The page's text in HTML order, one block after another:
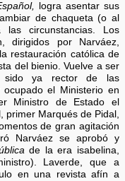
logra asentar sus
de chaqueta (o al
las circunstancias. Los
dirigidos por Narváez,
restauración católica de
del bienio. Vuelve a ser
sido ya rector de las
el Ministerio en
Ministro de Estado el
primer Marqués de Pidal,
de gran agitación
Narváez se aprobó y
de la era isabelina,
Laverde, que a
en una revista afín a